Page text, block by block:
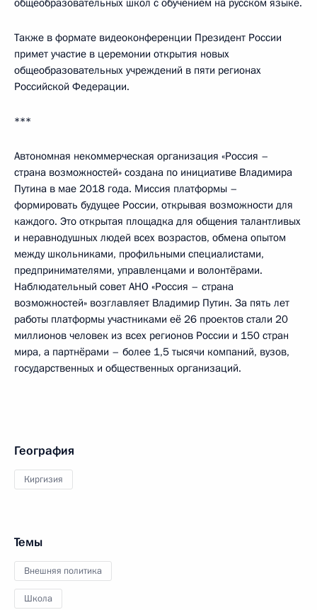
общеобразовательных школ с обучением на русском языке.
Также в формате видеоконференции Президент России
примет участие в церемонии открытия новых
общеобразовательных учреждений в пяти регионах
Российской Федерации.
***
Автономная некоммерческая организация «Россия –
страна возможностей» создана по инициативе Владимира
Путина в мае 2018 года. Миссия платформы –
формировать будущее России, открывая возможности для
каждого. Это открытая площадка для общения талантливых
и неравнодушных людей всех возрастов, обмена опытом
между школьниками, профильными специалистами,
предпринимателями, управленцами и волонтёрами.
Наблюдательный совет АНО «Россия – страна
возможностей» возглавляет Владимир Путин. За пять лет
работы платформы участниками её 26 проектов стали 20
миллионов человек из всех регионов России и 150 стран
мира, а партнёрами – более 1,5 тысячи компаний, вузов,
государственных и общественных организаций.
География
Киргизия
Темы
Внешняя политика
Школа